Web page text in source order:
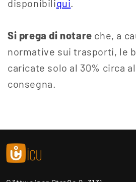
disponibiliqui.
Si prega di notare che, a
normative sui trasporti, le
caricate solo al 30% circa
consegna.